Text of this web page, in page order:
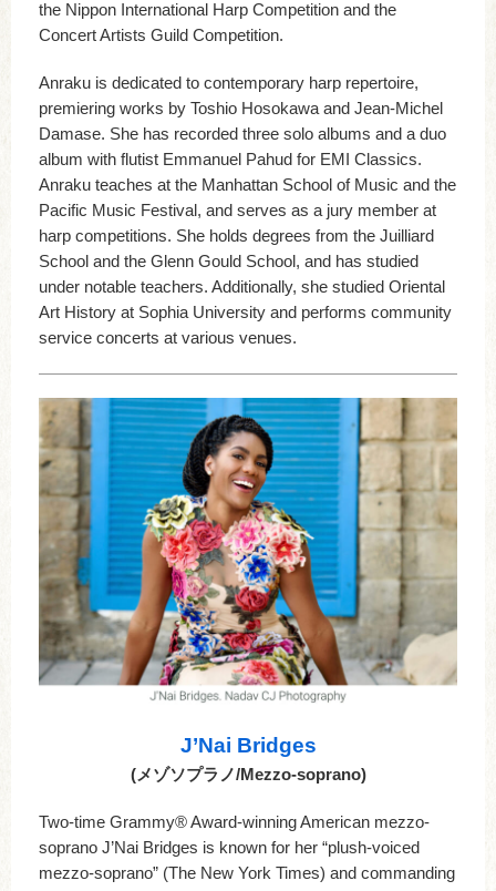
the Nippon International Harp Competition and the
Concert Artists Guild Competition.
Anraku is dedicated to contemporary harp repertoire,
premiering works by Toshio Hosokawa and Jean-Michel
Damase. She has recorded three solo albums and a duo
album with flutist Emmanuel Pahud for EMI Classics.
Anraku teaches at the Manhattan School of Music and the
Pacific Music Festival, and serves as a jury member at
harp competitions. She holds degrees from the Juilliard
School and the Glenn Gould School, and has studied
under notable teachers. Additionally, she studied Oriental
Art History at Sophia University and performs community
service concerts at various venues.
J’Nai Bridges
(メゾソプラノ/Mezzo-soprano)
Two-time Grammy® Award-winning American mezzo-
soprano J’Nai Bridges is known for her “plush-voiced
mezzo-soprano” (The New York Times) and commanding